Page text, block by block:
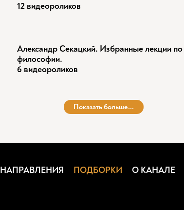
12 видеороликов
Александр Секацкий. Избранные лекции по
философии.
6 видеороликов
Показать больше...
НАПРАВЛЕНИЯ ПОДБОРКИ О КАНАЛЕ